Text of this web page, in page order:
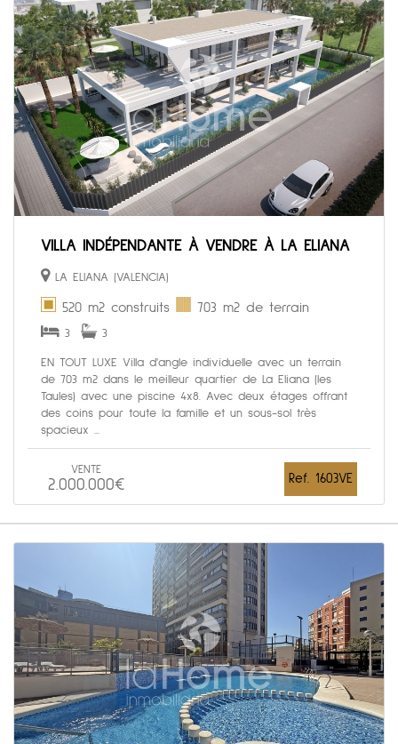
VILLA INDÉPENDANTE À VENDRE À LA ELIANA
LA ELIANA (VALENCIA)
520 m2 construits 703 m2 de terrain
3 3
EN TOUT LUXE Villa d'angle individuelle avec un terrain
de 703 m2 dans le meilleur quartier de La Eliana (les
Taules) avec une piscine 4x8. Avec deux étages offrant
des coins pour toute la famille et un sous-sol très
spacieux ...
VENTE
2.000.000€ Ref. 1603VE